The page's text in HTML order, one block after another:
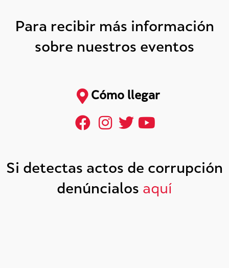
Para recibir más información
sobre nuestros eventos
Cómo llegar
Si detectas actos de corrupción
denúncialos aquí